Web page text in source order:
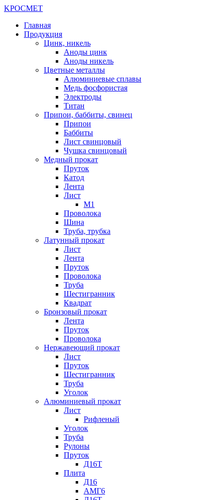
KРОСМЕТ
Главная
Продукция
Цинк, никель
Аноды цинк
Аноды никель
Цветные металлы
Алюминиевые сплавы
Медь фосфористая
Электроды
Титан
Припои, баббиты, свинец
Припои
Баббиты
Лист свинцовый
Чушка свинцовый
Медный прокат
Пруток
Катод
Лента
Лист
М1
Проволока
Шина
Труба, трубка
Латунный прокат
Лист
Лента
Пруток
Проволока
Труба
Шестигранник
Квадрат
Бронзовый прокат
Лента
Пруток
Проволока
Нержавеющий прокат
Лист
Пруток
Шестигранник
Труба
Уголок
Алюминиевый прокат
Лист
Рифленый
Уголок
Труба
Рулоны
Пруток
Д16Т
Плита
Д16
АМГ6